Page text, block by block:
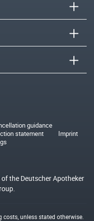
guidance
statement
Imprint
the Deutscher Apotheker
costs, unless stated otherwise.